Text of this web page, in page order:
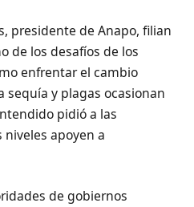
presidente de Anapo, filian
de los desafíos de los
enfrentar el cambio
sequía y plagas ocasionan
pidió a las
apoyen a
de gobiernos